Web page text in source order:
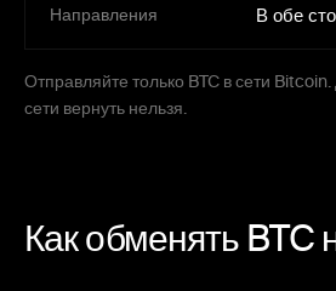
Направления В обе
Отправляйте только BTC в сети
сети вернуть нельзя.
Как обменять BTC